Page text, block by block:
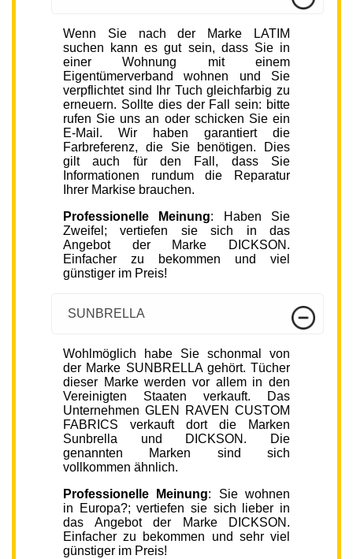
Wenn Sie nach der Marke LATIM
suchen kann es gut sein, dass Sie in
einer Wohnung mit einem
Eigentümerverband wohnen und Sie
verpflichtet sind Ihr Tuch gleichfarbig zu
erneuern. Sollte dies der Fall sein: bitte
rufen Sie uns an oder schicken Sie ein
E-Mail. Wir haben garantiert die
Farbreferenz, die Sie benötigen. Dies
gilt auch für den Fall, dass Sie
Informationen rundum die Reparatur
Ihrer Markise brauchen.
Professionelle Meinung: Haben Sie
Zweifel; vertiefen sie sich in das
Angebot der Marke DICKSON.
Einfacher zu bekommen und viel
günstiger im Preis!
SUNBRELLA
Wohlmöglich habe Sie schonmal von
der Marke SUNBRELLA gehört. Tücher
dieser Marke werden vor allem in den
Vereinigten Staaten verkauft. Das
Unternehmen GLEN RAVEN CUSTOM
FABRICS verkauft dort die Marken
Sunbrella und DICKSON. Die
genannten Marken sind sich
vollkommen ähnlich.
Professionelle Meinung: Sie wohnen
in Europa?; vertiefen sie sich lieber in
das Angebot der Marke DICKSON.
Einfacher zu bekommen und sehr viel
günstiger im Preis!